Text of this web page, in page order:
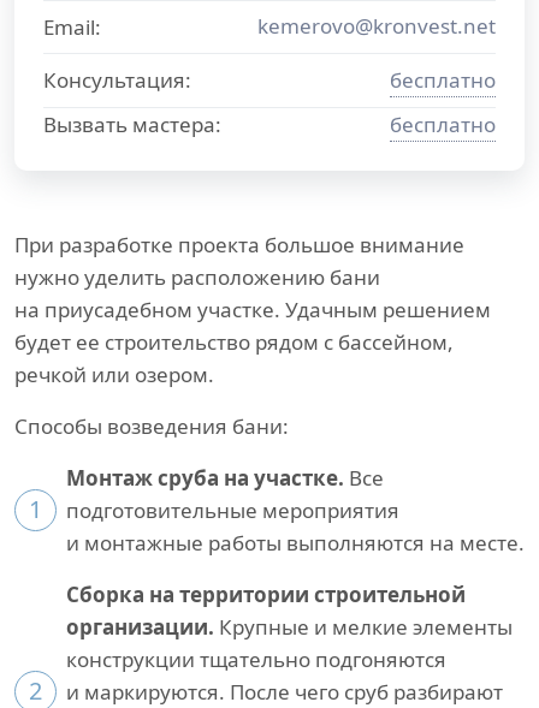
Email:
kemerovo@kronvest.net
Консультация:
бесплатно
Вызвать мастера:
бесплатно
При разработке проекта большое внимание
нужно уделить расположению бани
на приусадебном участке. Удачным решением
будет ее строительство рядом с бассейном,
речкой или озером.
Способы возведения бани:
1
Монтаж сруба на участке. Все
подготовительные мероприятия
и монтажные работы выполняются на месте.
2
Сборка на территории строительной
организации. Крупные и мелкие элементы
конструкции тщательно подгоняются
и маркируются. После чего сруб разбирают